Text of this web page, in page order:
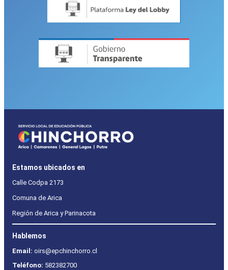
Estamos ubicados en
Calle Codpa 2173
Comuna de Arica
Región de Arica y Parinacota
Hablemos
Email: oirs@epchinchorro.cl
Teléfono: 582382700